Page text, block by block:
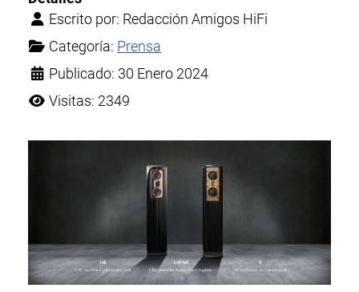
Escrito por: Redacción Amigos HiFi
Categoría: Prensa
Publicado: 30 Enero 2024
Visitas: 2349